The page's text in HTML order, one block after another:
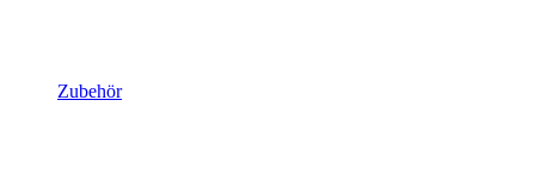
Zubehör